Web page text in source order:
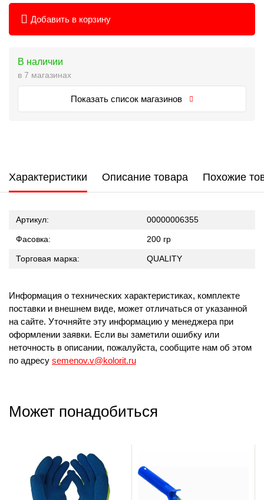
Добавить в корзину
В наличии
в 7 магазинах
Показать список магазинов
Характеристики Описание товара Похожие
Артикул: 00000006355
Фасовка: 200 гр
Торговая марка: QUALITY
Информация о технических характеристиках, комплекте
поставки и внешнем виде, может отличаться от указанной
на сайте. Уточняйте эту информацию у менеджера при
оформлении заявки. Если вы заметили ошибку или
неточность в описании, пожалуйста, сообщите нам об этом
по адресу semenov.v@kolorit.ru
Может понадобиться